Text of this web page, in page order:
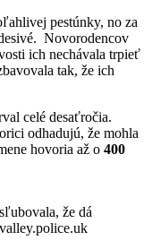
pestúnky, no za
Novorodencov
ich nechávala trpieť
tak, že ich
celé desaťročia.
odhadujú, že mohla
hovoria až o 400
že dá